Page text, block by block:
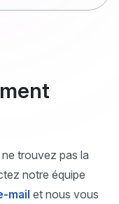
trouvez pas la
notre équipe
mail et nous vous